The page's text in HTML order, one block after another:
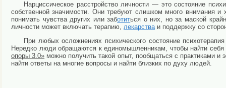
Нарциссическое расстройство личности — это состояние
собственной значимости. Они требуют слишком много внимания
понимать чувства других или заботиться о них, но за маской
личности может включать терапию, лекарстваи поддержку со
При любых осложнениях психического состояние
Нередко люди обращаются к единомышленникам, чтобы найти
опоры 3.0» можно получить такой опыт, пообщаться с практиками
найти ответы на многие вопросы и найти близких по духу людей.